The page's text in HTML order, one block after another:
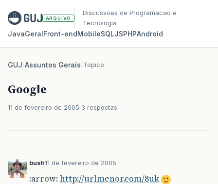
ARQUIVO
Discussoes de Programacao e
Tecnologia
JavaGeralFront‑endMobileSQLJSPHPAndroid
GUJ/Assuntos Gerais/Topico
Google
11 de fevereiro de 2005 3 respostas
bush11 de fevereiro de 2005
:arrow: http://urlmenor.com/8uk